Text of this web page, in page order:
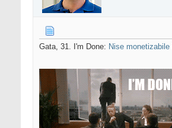
Gata, 31. I'm Done: Nise